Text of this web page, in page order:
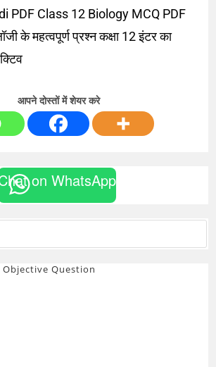
PDF Class 12 Biology MCQ PDF
के महत्वपूर्ण प्रश्न कक्षा 12 इंटर का
आपने दोस्तों में शेयर करे
on WhatsApp
Question